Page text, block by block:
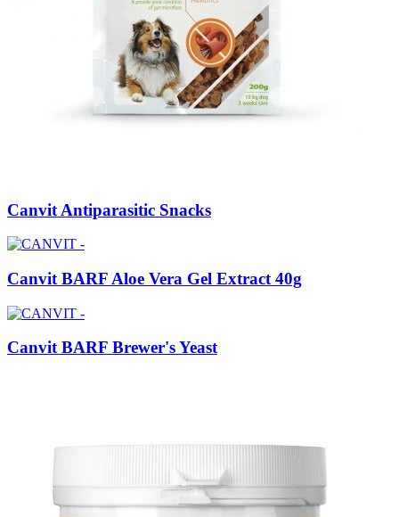
Canvit Antiparasitic Snacks
Canvit BARF Aloe Vera Gel Extract 40g
Canvit BARF Brewer's Yeast